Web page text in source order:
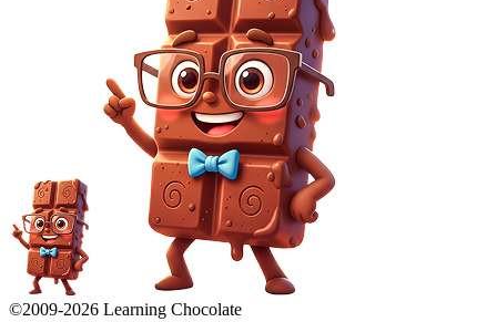
©2009-2026 Learning Chocolate